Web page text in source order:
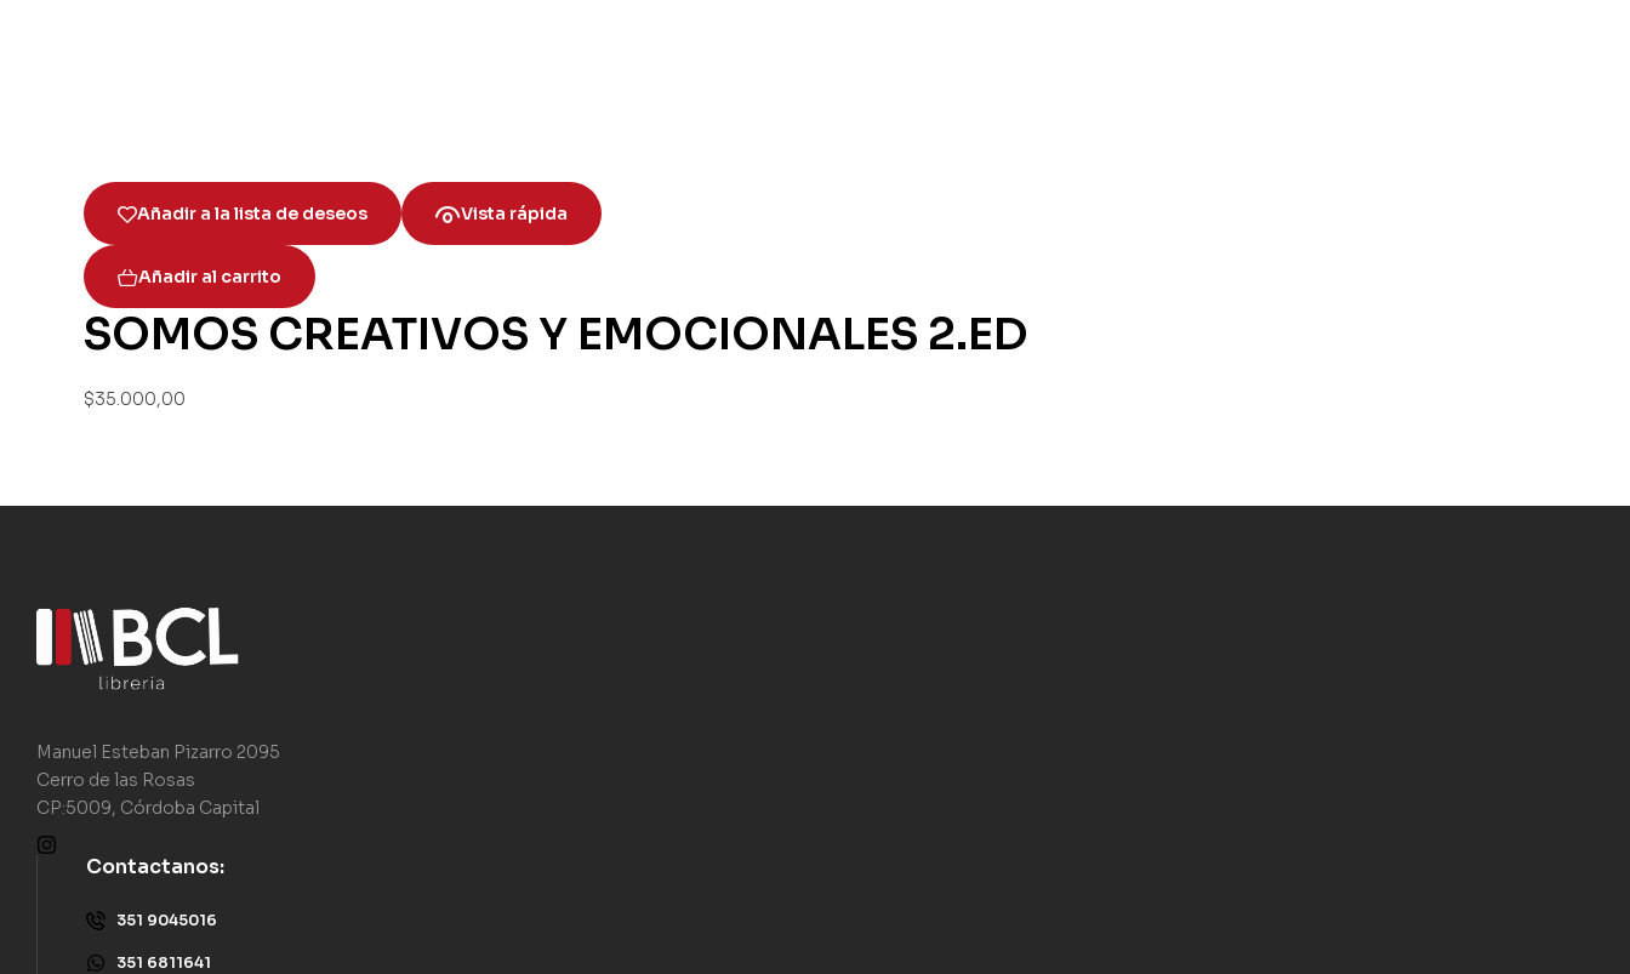
Añadir a la lista de deseos Vista rápida
Añadir al carrito
SOMOS CREATIVOS Y EMOCIONALES 2.ED
$35.000,00
Manuel Esteban Pizarro 2095
Cerro de las Rosas
CP:5009, Córdoba Capital
Contactanos:
351 9045016
351 6811641